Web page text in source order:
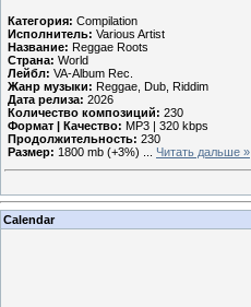
Категория: Compilation
Исполнитель: Various Artist
Название: Reggae Roots
Страна: World
Лейбл: VA-Album Rec.
Жанр музыки: Reggae, Dub, Riddim
Дата релиза: 2026
Количество композиций: 230
Формат | Качество: MP3 | 320 kbps
Продолжительность: 230
Размер: 1800 mb (+3%) Читать дальше »
Calendar